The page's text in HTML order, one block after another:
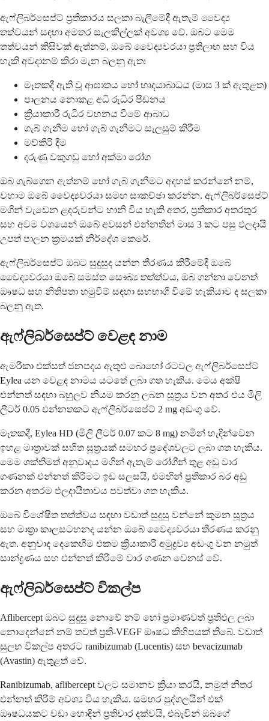
ඇෆ්ලිබර්සෙප්ට් ප්‍රතිකාරය සලකා බැලීමේදී ඇතැම් වෛද්‍ය
තත්වයන් සඳහා අමතර සැලකිල්ලක් අවශ්‍ය වේ. ඔබට මෙම
තත්වයන් කිසිවක් ඇත්නම්, ඔබේ වෛද්‍යවරයා ප්‍රතිලාභ සහ විය
හැකි අවදානම් කිරා මැන බලනු ඇත:
මෑතකදී ඇති වූ ආඝාතය හෝ හෘදයාබාධය (මාස 3 ක් ඇතුළත)
පාලනය නොකළ අධි රුධිර පීඩනය
ක්‍රියාකාරී රුධිර වහනය වීමේ ආබාධ
ගැබ් ගැනීම හෝ ගැබ් ගැනීමට සැලසුම් කිරීම
මව්කිරි දීම
දරුණු වකුගඩු හෝ අක්මා රෝග
ඔබ ගැබ්ගෙන ඇත්නම් හෝ ගැබ් ගැනීමට අදහස් කරන්නේ නම්,
වහාම ඔබේ වෛද්‍යවරයා සමඟ සාකච්ඡා කරන්න. ඇෆ්ලිබර්සෙප්ට්
මගින් වැඩෙන ළදරුවන්ට හානි විය හැකි අතර, ප්‍රතිකාර අතරතුර
සහ අවම වශයෙන් ඔබේ අවසන් එන්නතින් මාස 3 කට පසු ඵලදායී
උපත් පාලන ක්‍රමයක් නිර්දේශ කෙරේ.
ඇෆ්ලිබර්සෙප්ට් ඔබට සුදුසුද යන්න තීරණය කිරීමේදී ඔබේ
වෛද්‍යවරයා ඔබේ සමස්ත සෞඛ්‍ය තත්ත්වය, ඔබ ගන්නා වෙනත්
ඖෂධ සහ නිතිපතා හමුවීම් සඳහා සහභාගී වීමේ හැකියාව ද සලකා
බලනු ඇත.
ඇෆ්ලිබර්සෙප්ට් වෙළඳ නාම
ඇමරිකා එක්සත් ජනපදය ඇතුළු බොහෝ රටවල ඇෆ්ලිබර්සෙප්ට්
Eylea යන වෙළඳ නාමය යටතේ ලබා ගත හැකිය. මෙය අක්ෂි
එන්නත් සඳහා බහුලව නියම කරනු ලබන සූත්‍රය වන අතර එය මිලි
ලීටර් 0.05 එන්නතකට ඇෆ්ලිබර්සෙප්ට් 2 mg අඩංගු වේ.
මෑතකදී, Eylea HD (මිලි ලීටර් 0.07 කට 8 mg) නමින් හැඳින්වෙන
ඉහළ මාත්‍රාවක් සහිත සූත්‍රයක් සමහර ප්‍රදේශවලට ලබා ගත හැකිය.
මෙම ශක්තිමත් අනුවාදය මගින් ඇතැම් රෝගීන් තුළ අඩු වාර
ගණනක් එන්නත් කිරීමට ඉඩ සලසයි, එමඟින් ප්‍රතිකාර බර අඩු
කරන අතරම ඵලදායීතාවය පවත්වා ගත හැකිය.
ඔබේ විශේෂිත තත්ත්වය සඳහා වඩාත් සුදුසු වන්නේ කුමන සූත්‍රය
සහ මාත්‍රා කාලසටහනද යන්න ඔබේ වෛද්‍යවරයා තීරණය කරනු
ඇත. අනුවාද දෙකෙහිම එකම ක්‍රියාකාරී අමුද්‍රව්‍ය අඩංගු වන නමුත්
සාන්ද්‍රණය සහ එන්නත් කිරීමේ වාර ගණන වෙනස් වේ.
ඇෆ්ලිබර්සෙප්ට් විකල්ප
Aflibercept ඔබට සුදුසු නොවේ නම් හෝ ප්‍රමාණවත් ප්‍රතිඵල ලබා
නොදෙන්නේ නම් තවත් ප්‍රති-VEGF ඖෂධ කිහිපයක් තිබේ. වඩාත්
සුලභ විකල්ප අතරට ranibizumab (Lucentis) සහ bevacizumab
(Avastin) ඇතුළත් වේ.
Ranibizumab, aflibercept වලට සමානව ක්‍රියා කරයි, නමුත් නිතර
එන්නත් කිරීම් අවශ්‍ය විය හැකිය. සමහර පුද්ගලයින් එක්
ඖෂධයකට වඩා හොඳින් ප්‍රතිචාර දක්වයි, එබැවින් ඔබගේ